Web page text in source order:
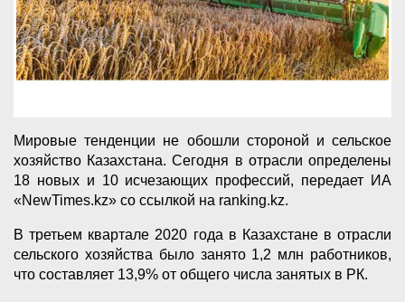
Мировые тенденции не обошли стороной и сельское
хозяйство Казахстана. Сегодня в отрасли определены
18 новых и 10 исчезающих профессий, передает ИА
«NewTimes.kz» со ссылкой на ranking.kz.
В третьем квартале 2020 года в Казахстане в отрасли
сельского хозяйства было занято 1,2 млн работников,
что составляет 13,9% от общего числа занятых в РК.